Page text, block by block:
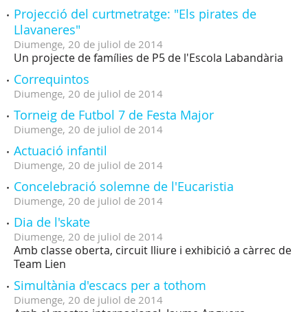
Projecció del curtmetratge: "Els pirates de
Llavaneres"
Diumenge, 20 de juliol de 2014
Un projecte de famílies de P5 de l'Escola Labandària
Correquintos
Diumenge, 20 de juliol de 2014
Torneig de Futbol 7 de Festa Major
Diumenge, 20 de juliol de 2014
Actuació infantil
Diumenge, 20 de juliol de 2014
Concelebració solemne de l'Eucaristia
Diumenge, 20 de juliol de 2014
Dia de l'skate
Diumenge, 20 de juliol de 2014
Amb classe oberta, circuit lliure i exhibició a càrrec de
Team Lien
Simultània d'escacs per a tothom
Diumenge, 20 de juliol de 2014